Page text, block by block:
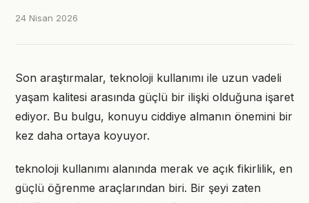
24 Nisan 2026
Son araştırmalar, teknoloji kullanımı ile uzun vadeli
yaşam kalitesi arasında güçlü bir ilişki olduğuna işaret
ediyor. Bu bulgu, konuyu ciddiye almanın önemini bir
kez daha ortaya koyuyor.
teknoloji kullanımı alanında merak ve açık fikirlilik, en
güçlü öğrenme araçlarından biri. Bir şeyi zaten